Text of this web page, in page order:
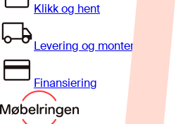
Klikk og hent
Levering og montering
Finansiering